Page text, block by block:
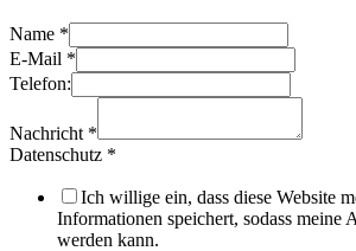
Name *
E-Mail *
Telefon:
Nachricht *
Datenschutz *
Ich willige ein, dass diese Website
Informationen speichert, sodass meine
werden kann.